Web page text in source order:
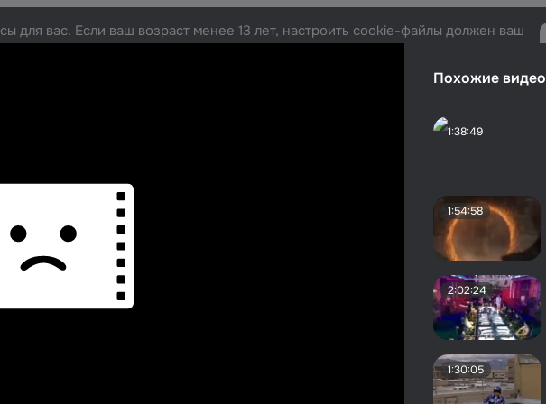
Похожие видео
1:38:49
1:54:58
2:02:24
1:30:05
для вас. Если ваш возраст менее 13 лет, настроить cookie-файлы должен ваш